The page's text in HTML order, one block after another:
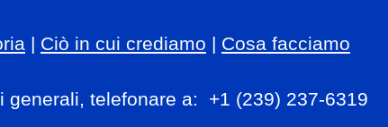
| Ciò in cui crediamo | Cosa facciamo
generali, telefonare a: +1 (239) 237-6319